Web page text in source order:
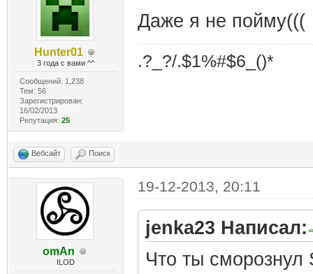
Hunter01
3 года с вами ^^
Сообщений: 1,238
Тем: 56
Зарегистрирован:
16/02/2013
Репутация: 25
Даже я не пойму(((
.?_?/.$1%#$6_()*
Вебсайт Поиск
omAn
ILOD
19-12-2013, 20:11
jenka23 Написал:
Что ты сморознул